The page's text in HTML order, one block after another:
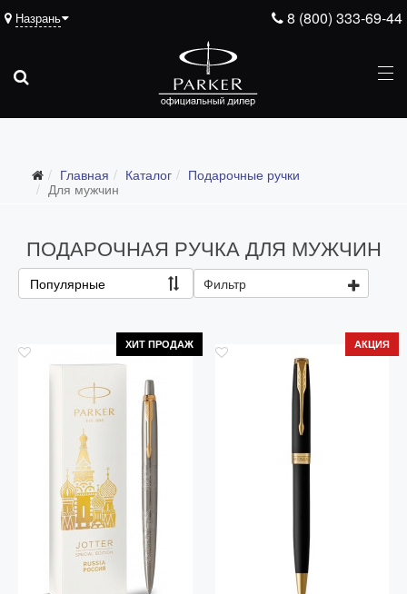
8 (800) 333-69-44
Назрань
Главная Каталог
Подарочные ручки
Для мужчин
ПОДАРОЧНАЯ РУЧКА ДЛЯ МУЖЧИН
Популярные Фильтр
ХИТ ПРОДАЖ АКЦИЯ
Все подарочные ручки
Для женщин
Для школьников и студентов
Ручки для гравировки
С золотым пером
Распродажа
Аксессуары
Запчасти
Упаковка
Подарочные сертификаты